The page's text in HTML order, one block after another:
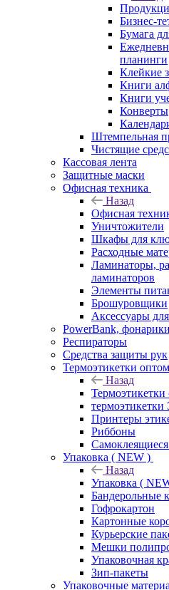
Бизнес-
Бумага
планинги
Клейкие
Книги
Книги
Конверты
Штемпельная
Чистящие
Кассовая лента
Защитные маски
Офисная техника
Назад
Офисная
Уничтожители
Шкафы для
Расходные
Ламинаторы,
ламинаторов
Элементы
Брошуровщики
Аксессуары для
PowerBank,
Респираторы
Средства защиты рук
Термоэтикетки
Назад
Принтеры
Риббоны
Упаковка ( NEW )
Назад
Упаковка (
Бандерольные
Гофрокартон
Картонные
Курьерские
Мешки
Упаковочная
Зип-пакеты
Упаковочные